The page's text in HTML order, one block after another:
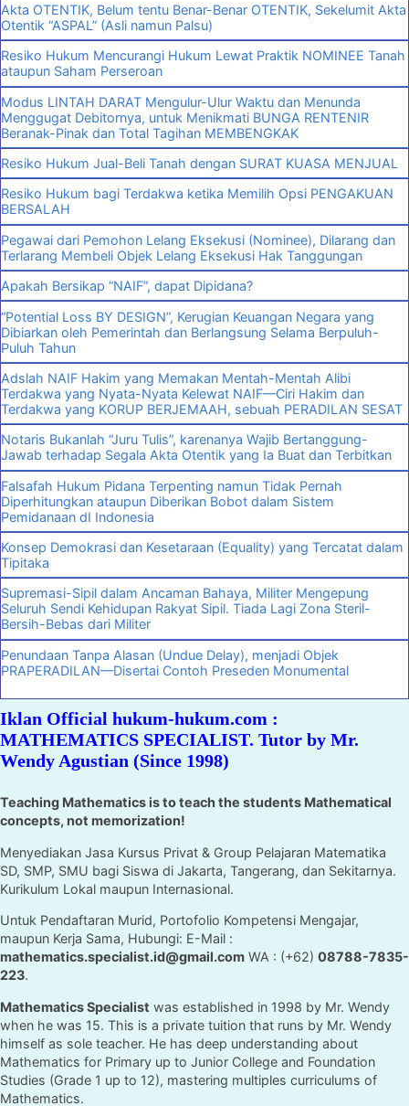
Akta OTENTIK, Belum tentu Benar-Benar OTENTIK, Sekelumit Akta
Otentik “ASPAL” (Asli namun Palsu)
Resiko Hukum Mencurangi Hukum Lewat Praktik NOMINEE Tanah
ataupun Saham Perseroan
Modus LINTAH DARAT Mengulur-Ulur Waktu dan Menunda
Menggugat Debitornya, untuk Menikmati BUNGA RENTENIR
Beranak-Pinak dan Total Tagihan MEMBENGKAK
Resiko Hukum Jual-Beli Tanah dengan SURAT KUASA MENJUAL
Resiko Hukum bagi Terdakwa ketika Memilih Opsi PENGAKUAN
BERSALAH
Pegawai dari Pemohon Lelang Eksekusi (Nominee), Dilarang dan
Terlarang Membeli Objek Lelang Eksekusi Hak Tanggungan
Apakah Bersikap “NAIF”, dapat Dipidana?
“Potential Loss BY DESIGN”, Kerugian Keuangan Negara yang
Dibiarkan oleh Pemerintah dan Berlangsung Selama Berpuluh-
Puluh Tahun
Adslah NAIF Hakim yang Memakan Mentah-Mentah Alibi
Terdakwa yang Nyata-Nyata Kelewat NAIF—Ciri Hakim dan
Terdakwa yang KORUP BERJEMAAH, sebuah PERADILAN SESAT
Notaris Bukanlah “Juru Tulis”, karenanya Wajib Bertanggung-
Jawab terhadap Segala Akta Otentik yang Ia Buat dan Terbitkan
Falsafah Hukum Pidana Terpenting namun Tidak Pernah
Diperhitungkan ataupun Diberikan Bobot dalam Sistem
Pemidanaan dI Indonesia
Konsep Demokrasi dan Kesetaraan (Equality) yang Tercatat dalam
Tipitaka
Supremasi-Sipil dalam Ancaman Bahaya, Militer Mengepung
Seluruh Sendi Kehidupan Rakyat Sipil. Tiada Lagi Zona Steril-
Bersih-Bebas dari Militer
Penundaan Tanpa Alasan (Undue Delay), menjadi Objek
PRAPERADILAN—Disertai Contoh Preseden Monumental
Iklan Official hukum-hukum.com :
MATHEMATICS SPECIALIST. Tutor by Mr.
Wendy Agustian (Since 1998)
Teaching Mathematics is to teach the students Mathematical
concepts, not memorization!
Menyediakan Jasa Kursus Privat & Group Pelajaran Matematika
SD, SMP, SMU bagi Siswa di Jakarta, Tangerang, dan Sekitarnya.
Kurikulum Lokal maupun Internasional.
Untuk Pendaftaran Murid, Portofolio Kompetensi Mengajar,
maupun Kerja Sama, Hubungi: E-Mail :
mathematics.specialist.id@gmail.com WA : (+62) 08788-7835-
223.
Mathematics Specialist was established in 1998 by Mr. Wendy
when he was 15. This is a private tuition that runs by Mr. Wendy
himself as sole teacher. He has deep understanding about
Mathematics for Primary up to Junior College and Foundation
Studies (Grade 1 up to 12), mastering multiples curriculums of
Mathematics.